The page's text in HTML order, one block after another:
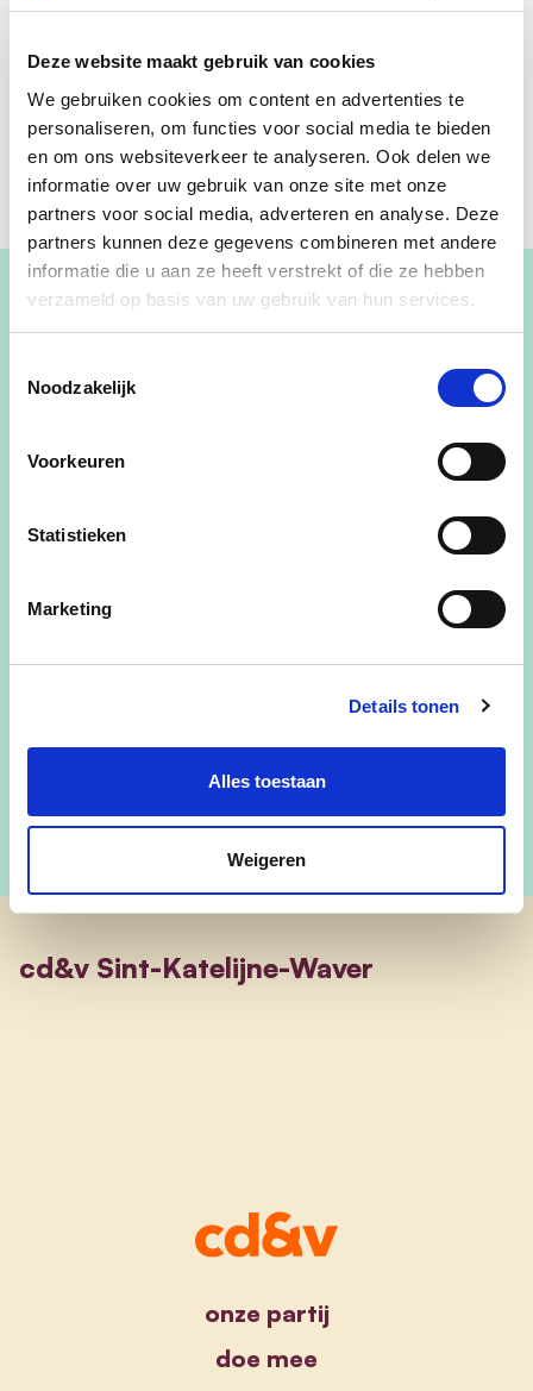
Deze website maakt gebruik van cookies
We gebruiken cookies om content en advertenties te
personaliseren, om functies voor social media te bieden
en om ons websiteverkeer te analyseren. Ook delen we
informatie over uw gebruik van onze site met onze
partners voor social media, adverteren en analyse. Deze
partners kunnen deze gegevens combineren met andere
informatie die u aan ze heeft verstrekt of die ze hebben
verzameld op basis van uw gebruik van hun services.
Noodzakelijk
Voorkeuren
Statistieken
Marketing
Details tonen
Alles toestaan
Weigeren
Naam: Maaike De Doncker
cd&v Sint-Katelijne-Waver
onze partij
doe mee